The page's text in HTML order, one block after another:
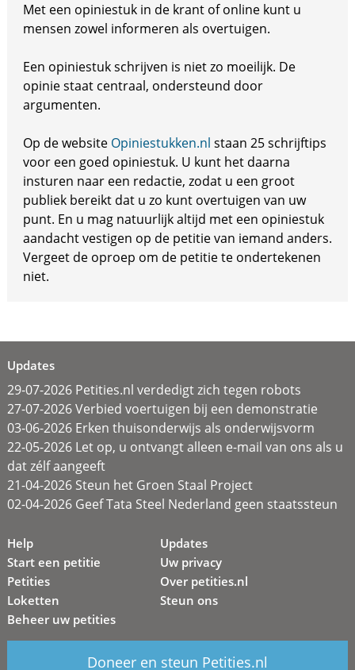
Met een opiniestuk in de krant of online kunt u
mensen zowel informeren als overtuigen.
Een opiniestuk schrijven is niet zo moeilijk. De
opinie staat centraal, ondersteund door
argumenten.
Op de website Opiniestukken.nl staan 25 schrijftips
voor een goed opiniestuk. U kunt het daarna
insturen naar een redactie, zodat u een groot
publiek bereikt dat u zo kunt overtuigen van uw
punt. En u mag natuurlijk altijd met een opiniestuk
aandacht vestigen op de petitie van iemand anders.
Vergeet de oproep om de petitie te ondertekenen
niet.
Updates
29-07-2026 Petities.nl verdedigt zich tegen robots
27-07-2026 Verbied voertuigen bij een demonstratie
03-06-2026 Erken thuisonderwijs als onderwijsvorm
22-05-2026 Let op, u ontvangt alleen e-mail van ons als u
dat zélf aangeeft
21-04-2026 Steun het Groen Staal Project
02-04-2026 Geef Tata Steel Nederland geen staatssteun
Help
Start een petitie
Petities
Loketten
Beheer uw petities
Updates
Uw privacy
Over petities.nl
Steun ons
Doneer en steun Petities.nl